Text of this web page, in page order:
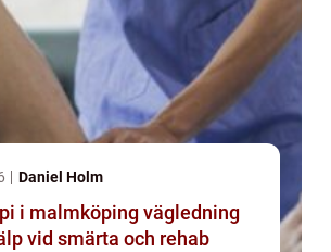
Daniel Holm
vägledning
vid smärta och rehab